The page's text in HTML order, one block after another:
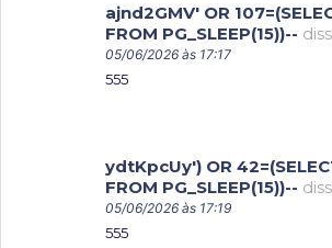
ajnd2GMV' OR
FROM PG_SLEEP(15))--
05/06/2026 às 17:17
555
ydtKpcUy') OR
FROM PG_SLEEP(15))--
05/06/2026 às 17:19
555